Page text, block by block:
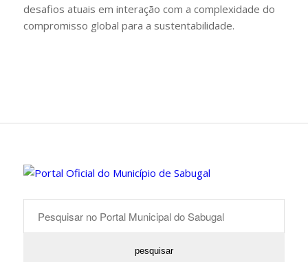
desafios atuais em interação com a complexidade do
compromisso global para a sustentabilidade.